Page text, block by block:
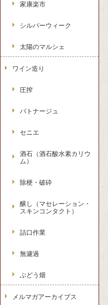
家康楽市
シルバーウィーク
太陽のマルシェ
ワイン造り
圧搾
バトナージュ
セニエ
酒石（酒石酸水素カリウ
ム）
除梗・破砕
醸し（マセレーション・
スキンコンタクト）
詰口作業
無濾過
ぶどう畑
メルマガアーカイブス